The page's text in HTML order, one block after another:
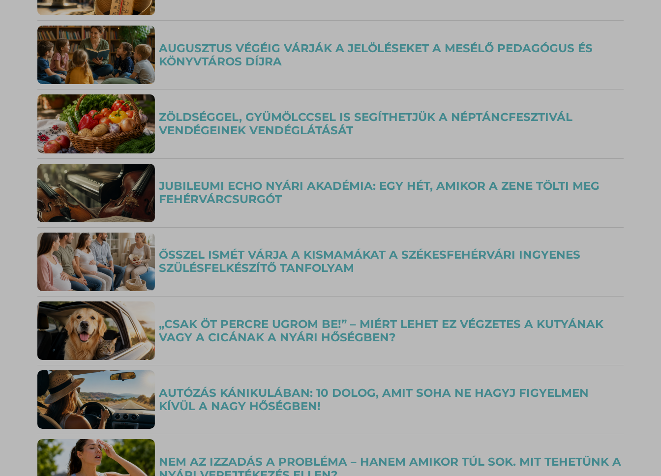
AUGUSZTUS VÉGÉIG VÁRJÁK A JELÖLÉSEKET A MESÉLŐ PEDAGÓGUS ÉS
KÖNYVTÁROS DÍJRA
ZÖLDSÉGGEL, GYÜMÖLCCSEL IS SEGÍTHETJÜK A NÉPTÁNCFESZTIVÁL
VENDÉGEINEK VENDÉGLÁTÁSÁT
JUBILEUMI ECHO NYÁRI AKADÉMIA: EGY HÉT, AMIKOR A ZENE TÖLTI MEG
FEHÉRVÁRCSURGÓT
ŐSSZEL ISMÉT VÁRJA A KISMAMÁKAT A SZÉKESFEHÉRVÁRI INGYENES
SZÜLÉSFELKÉSZÍTŐ TANFOLYAM
„CSAK ÖT PERCRE UGROM BE!” – MIÉRT LEHET EZ VÉGZETES A KUTYÁNAK
VAGY A CICÁNAK A NYÁRI HŐSÉGBEN?
AUTÓZÁS KÁNIKULÁBAN: 10 DOLOG, AMIT SOHA NE HAGYJ FIGYELMEN
KÍVÜL A NAGY HŐSÉGBEN!
NEM AZ IZZADÁS A PROBLÉMA – HANEM AMIKOR TÚL SOK. MIT TEHETÜNK A